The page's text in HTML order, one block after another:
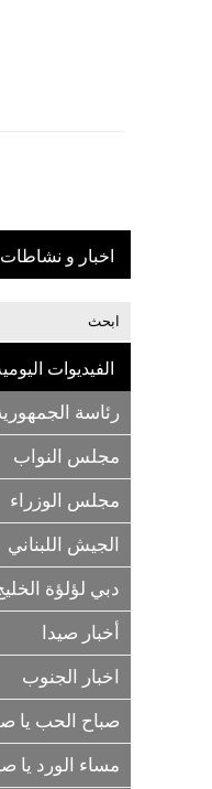
اخبار و نشاطات
الفيديوات
رئاسة
مجلس النواب
مجلس الوزراء
الجيش اللبناني
دبي لؤلؤة
أخبار صيدا
اخبار الجنوب
صباح الحب يا
مساء الورد يا